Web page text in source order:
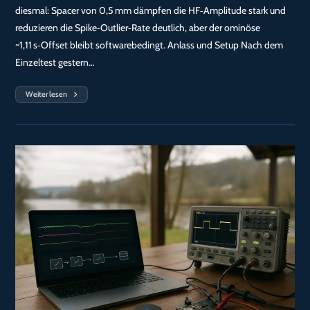
diesmal: Spacer von 0,5 mm dämpfen die HF‑Amplitude stark und
reduzieren die Spike‑Outlier‑Rate deutlich, aber der ominöse
~1,11 s‑Offset bleibt softwarebedingt. Anlass und Setup Nach dem
Einzeltest gestern…
Weiterlesen
Tag
Nachmittag:
(N=200)
HF
Gedämpft,
1,11 S‑Offset
Bleibt
Software‑dominiert